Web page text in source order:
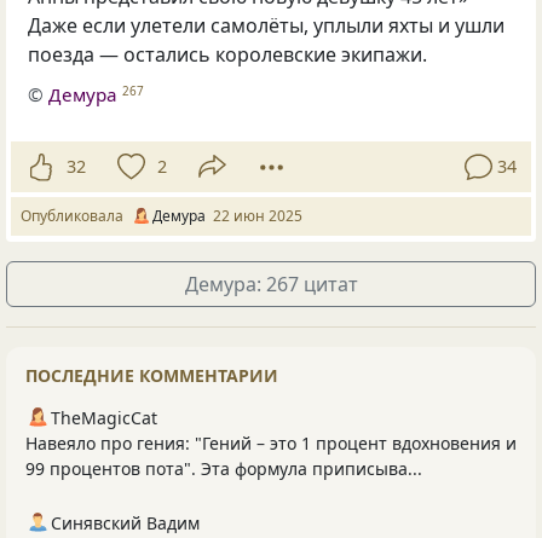
Даже если улетели самолёты, уплыли яхты и ушли
поезда — остались королевские экипажи.
© Демура 267
32 2 34
Опубликовала Демура 22 июн 2025
Демура: 267 цитат
ПОСЛЕДНИЕ КОММЕНТАРИИ
TheMagicCat
Навеяло про гения: "Гений – это 1 процент вдохновения и
99 процентов пота". Эта формула приписыва...
Синявский Вадим